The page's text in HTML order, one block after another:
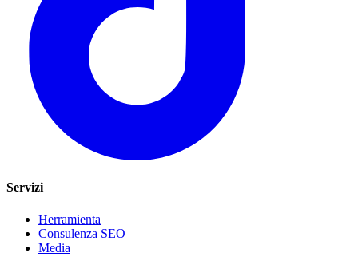
Servizi
Herramienta
Consulenza SEO
Media